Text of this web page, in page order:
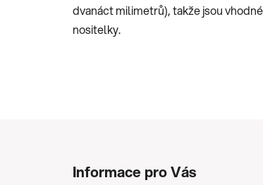
dvanáct milimetrů), takže jsou
nositelky.
Informace pro Vás